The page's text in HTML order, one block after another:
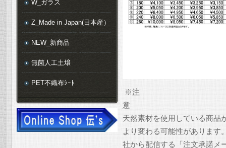
※注
天然素材を使用している商品
より変わる可能性があります
社から配信する「注文承諾メ
W_ガラス
Z_Made in Japan(日本産）
NEW_新商品
無菌人工土壌
PET不織布ｼｰﾄ